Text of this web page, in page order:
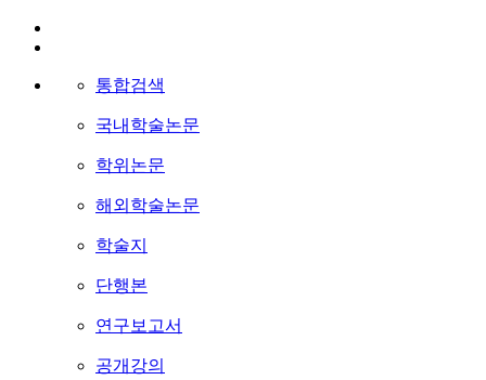
통합검색
국내학술논문
학위논문
해외학술논문
학술지
단행본
연구보고서
공개강의